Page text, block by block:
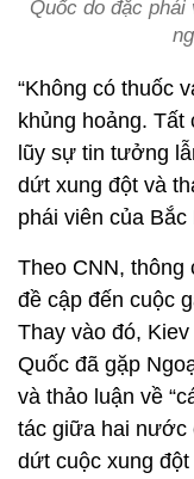
Quốc do đặc
“Không có thuốc
khủng hoảng.
lũy sự tin tưởng
dứt xung đột và
phái viên của
Theo CNN, thông
đề cập đến cuộc
Thay vào đó,
Quốc đã gặp
và thảo luận về
tác giữa hai nước
dứt cuộc xung